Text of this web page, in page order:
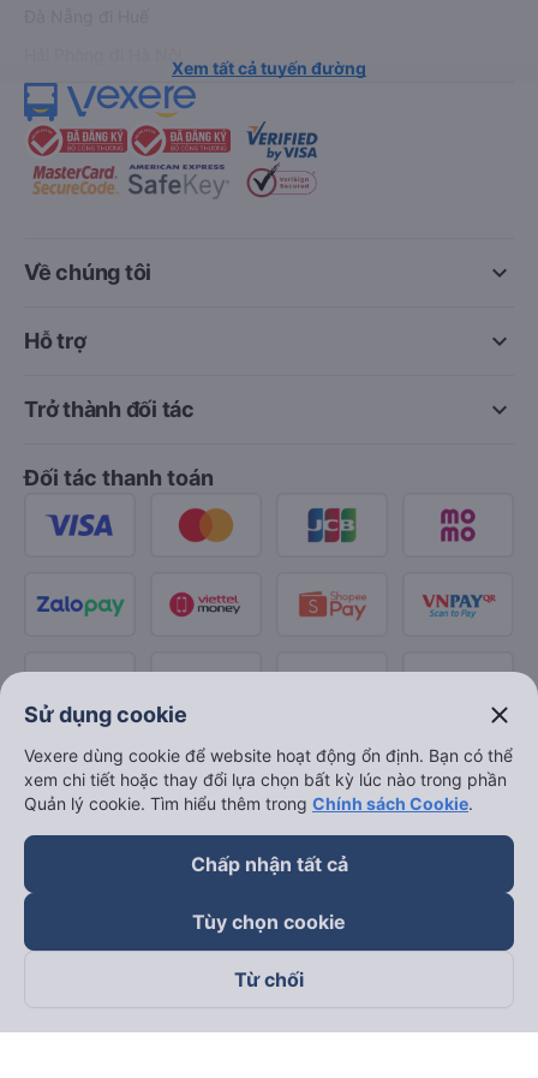
Xem tất cả tuyến đường
keyboard_arrow_down
Về chúng tôi
keyboard_arrow_down
Hỗ trợ
keyboard_arrow_down
Trở thành đối tác
Đối tác thanh toán
Theo dõi chúng tôi trên
Sử dụng cookie close
Vexere dùng cookie để website hoạt động ổn định. Bạn có thể
xem chi tiết hoặc thay đổi lựa chọn bất kỳ lúc nào trong phần
Quản lý cookie. Tìm hiểu thêm trong Chính sách Cookie.
Chấp nhận tất cả
Tùy chọn cookie
Từ chối